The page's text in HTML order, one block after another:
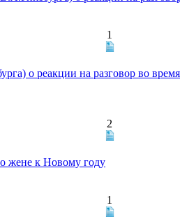
1
о реакции на разговор во
2
жене к Новому году
1